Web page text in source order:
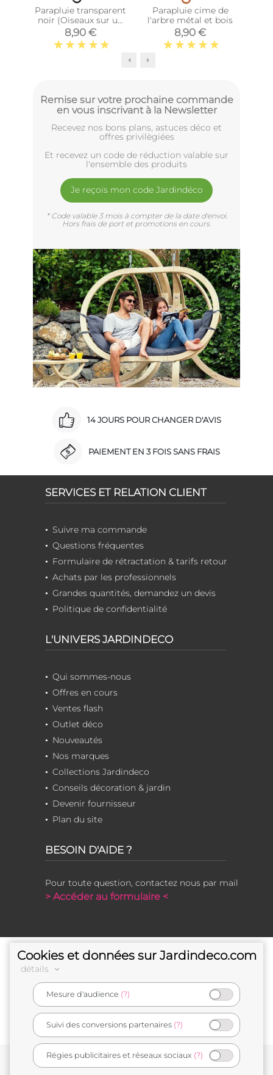
Parapluie transparent
noir (Oiseaux sur un
fil)
8,90 €
Parapluie cime de
l'arbre métal et bois
8,90 €
Remise sur votre prochaine commande
en vous inscrivant à la Newsletter
Recevez nos bons plans, astuces déco et
offres privilègiées
Et recevez un code de réduction valable sur
l'ensemble des produits
Je reçois mon code Jardindéco
* Code valable 3 mois à compter de la date d'envoi.
Hors frais de port et promotions en cours.
14 JOURS POUR CHANGER D'AVIS
PAIEMENT EN 3 FOIS SANS FRAIS
SERVICES ET RELATION CLIENT
Suivre ma commande
Questions fréquentes
Formulaire de rétractation & tarifs retour
Achats par les professionnels
Grandes quantités, demandez un devis
Politique de confidentialité
L'UNIVERS JARDINDECO
Qui sommes-nous
Offres en cours
Ventes flash
Outlet déco
Nouveautés
Nos marques
Collections Jardindeco
Conseils décoration & jardin
Devenir fournisseur
Plan du site
BESOIN D'AIDE ?
Pour toute question, contactez nous par mail
> Accéder au formulaire <
e-commerçant français
Cookies et données sur Jardindeco.com
détails
Mesure d'audience (?)
Suivi des conversions partenaires (?)
Régies publicitaires et réseaux sociaux (?)